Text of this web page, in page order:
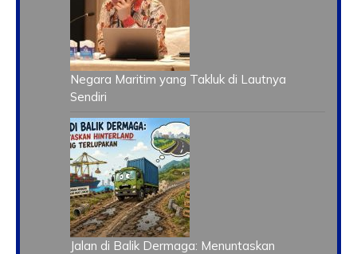
Negara Maritim yang Takluk di Lautnya
Sendiri
Jalan di Balik Dermaga: Menuntaskan